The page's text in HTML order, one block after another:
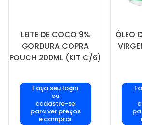
LEITE DE COCO 9%
GORDURA COPRA
POUCH 200ML (KIT C/6)
Faça seu login
ou
cadastre-se
para ver preços
e comprar
ÓLEO